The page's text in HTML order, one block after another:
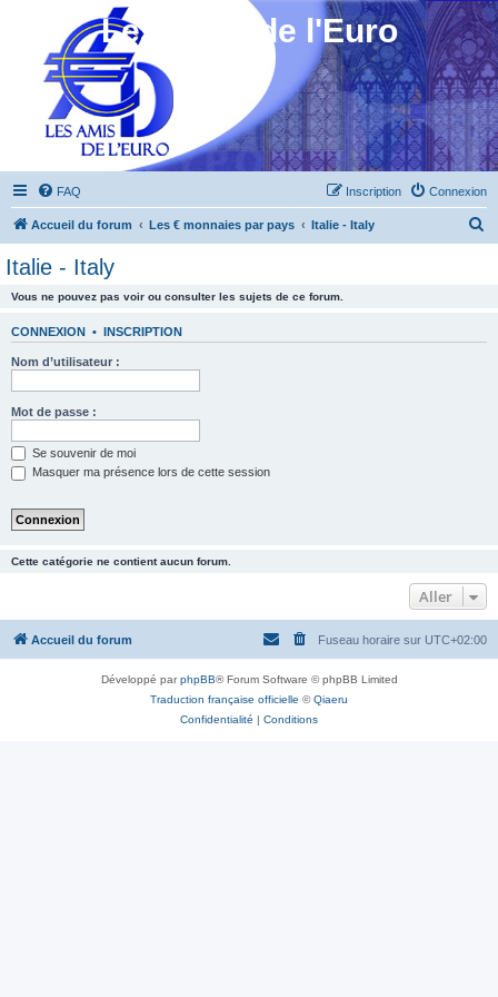
Les Amis de l'Euro
FAQ Connexion
Inscription
Accueil du forum Les € monnaies par pays Italie - Italy
Italie - Italy
Vous ne pouvez pas voir ou consulter les sujets de ce forum.
CONNEXION • INSCRIPTION
Nom d’utilisateur :
Mot de passe :
Se souvenir de moi
Masquer ma présence lors de cette session
Cette catégorie ne contient aucun forum.
Aller
Accueil du forum Fuseau horaire sur UTC+02:00
Développé parphpBB® Forum Software © phpBB Limited
Traduction française officielle ©Qiaeru
Confidentialité | Conditions